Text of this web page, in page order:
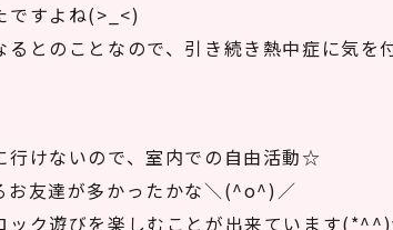
ですよね(>_<)
とのことなので、引き続き熱中症に気を
行けないので、室内での自由活動☆
お友達が多かったかな＼(^o^)／
ック遊びを楽しむことが出来ています